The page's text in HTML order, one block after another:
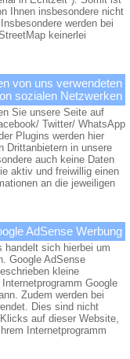
Ihnen insbesondere nicht
werden bei
keinerlei
von uns verwendeten
sozialen Netzwerken
Sie unsere Seite auf
Twitter/ WhatsApp
Plugins werden hier
Drittanbietern in unsere
auch keine Daten
aktiv und freiwillig einen
an die jeweiligen
AdSense Werbung
handelt sich hierbei um
Google AdSense
kleine
Google
Zudem werden bei
Dies sind nicht
auf dieser Website,
Internetprogramm